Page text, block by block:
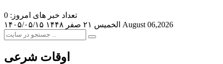
تعداد خبر های امروز: 0
۱۴۰۵/۰۵/۱۵
الخميس ۲۱ صفر ۱۴۴۸ August 06,2026
اوقات شرعی